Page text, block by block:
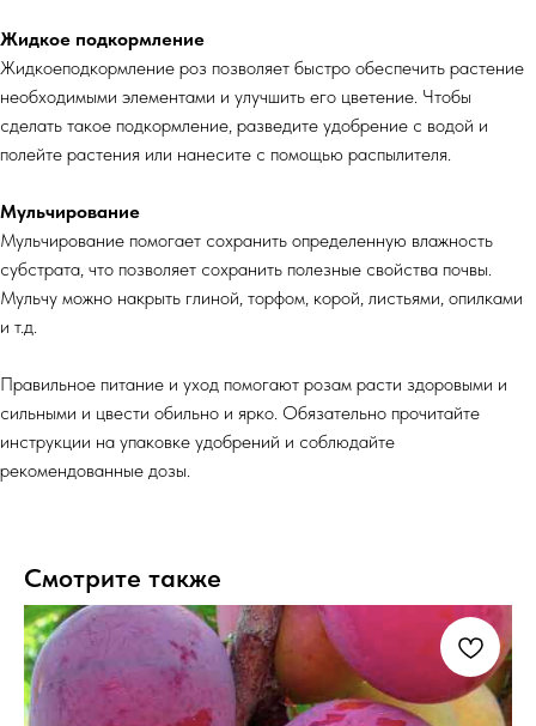
Жидкое подкормление
Жидкоеподкормление роз позволяет быстро обеспечить растение
необходимыми элементами и улучшить его цветение. Чтобы
сделать такое подкормление, разведите удобрение с водой и
полейте растения или нанесите с помощью распылителя.
Мульчирование
Мульчирование помогает сохранить определенную влажность
субстрата, что позволяет сохранить полезные свойства почвы.
Мульчу можно накрыть глиной, торфом, корой, листьями, опилками
и т.д.
Правильное питание и уход помогают розам расти здоровыми и
сильными и цвести обильно и ярко. Обязательно прочитайте
инструкции на упаковке удобрений и соблюдайте
рекомендованные дозы.
Смотрите также